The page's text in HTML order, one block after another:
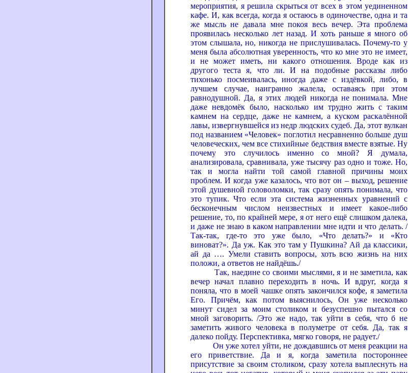
мероприятия, я решила скрыться от всех в этом уединенном
кафе. И, как всегда, когда я остаюсь в одиночестве, одна и та
же мысль не давала мне покоя весь вечер. Эта проблема
проявилась несколько лет назад. И хоть раньше я много об
этом слышала, но, никогда не прислушивалась. Почему-то у
меня была абсолютная уверенность, что ко мне это не имеет,
и не может иметь, ни какого отношения. Вроде как из
другого теста я, что ли. И на подобные рассказы либо
тихонько посмеивалась, иногда даже с издёвкой, либо, в
лучшем случае, наигранно жалела, оставаясь при этом
равнодушной. Да, я этих людей никогда не понимала. Мне
даже невдомёк было, насколько им трудно жить с таким
камнем на сердце, даже не камнем, а куском раскалённой
лавы, извергнувшейся из недр людских судеб. Да, этот вулкан
под названием «Человек» поглотил несравненно больше душ
человеческих, чем все стихийные бедствия вместе взятые. Ну
почему это случилось именно со мной? Я думала,
анализировала, сравнивала, уже тысячу раз одно и тоже. Но,
так и могла найти той самой главной причины моих
проблем. И когда уже казалось, что вот он – выход, решение
этой душевной головоломки, так сразу опять понимала, что
это тупик. Что если эта система жизненных уравнений с
бесконечным числом неизвестных и имеет какое-либо
решение, то, по крайней мере, я от него ещё слишком далека,
и даже не знаю в каком направлении мне идти и что делать. /
Так-так, где-то это уже было, «Что делать?» и «Кто
виноват?». Да уж. Как это там у Пушкина? Ай да классики,
ай да …. Умели ставить вопросы, хоть всю жизнь на них
положи, а ответов не найдёшь./
Так, наедине со своими мыслями, я и не заметила, как
вечер начал плавно переходить в ночь. И вдруг, когда я
поняла, что в моей чашке опять закончился кофе, я заметила
Его. Причём, как потом выяснилось, Он уже несколько
минут сидел за моим столиком и безуспешно пытался со
мной заговорить. /Это же надо, так уйти в себя, что б не
заметить живого человека в полуметре от себя. Да, так я
далеко пойду. Перспективка, мягко говоря, не радует./
Он уже хотел уйти, не дождавшись от меня реакции на
его приветствие. Да и я, когда заметила постороннее
присутствие за своим столиком, сразу хотела выплеснуть на